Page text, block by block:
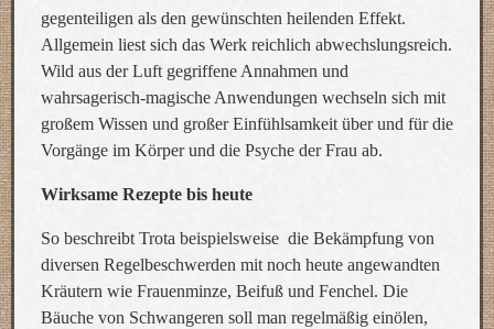
gegenteiligen als den gewünschten heilenden Effekt.
Allgemein liest sich das Werk reichlich abwechslungsreich.
Wild aus der Luft gegriffene Annahmen und
wahrsagerisch-magische Anwendungen wechseln sich mit
großem Wissen und großer Einfühlsamkeit über und für die
Vorgänge im Körper und die Psyche der Frau ab.
Wirksame Rezepte bis heute
So beschreibt Trota beispielsweise die Bekämpfung von
diversen Regelbeschwerden mit noch heute angewandten
Kräutern wie Frauenminze, Beifuß und Fenchel. Die
Bäuche von Schwangeren soll man regelmäßig einölen,